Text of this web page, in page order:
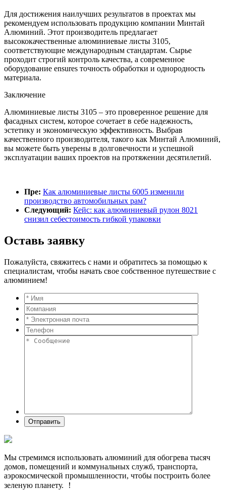
Для достижения наилучших результатов в проектах мы
рекомендуем использовать продукцию компании Минтай
Алюминий. Этот производитель предлагает
высококачественные алюминиевые листы 3105,
соответствующие международным стандартам. Сырье
проходит строгий контроль качества, а современное
оборудование ensures точность обработки и однородность
материала.
Заключение
Алюминиевые листы 3105 – это проверенное решение для
фасадных систем, которое сочетает в себе надежность,
эстетику и экономическую эффективность. Выбрав
качественного производителя, такого как Минтай Алюминий,
вы можете быть уверены в долговечности и успешной
эксплуатации ваших проектов на протяжении десятилетий.
Пре: Как алюминиевые листы 6005 изменили
производство автомобильных рам?
Следующий: Кейс: как алюминиевый рулон 8021
снизил себестоимость гибкой упаковки
Оставь заявку
Пожалуйста, свяжитесь с нами и обратитесь за помощью к
специалистам, чтобы начать свое собственное путешествие с
алюминием!
Мы стремимся использовать алюминий для обогрева тысяч
домов, помещений и коммунальных служб, транспорта,
аэрокосмической промышленности, чтобы построить более
зеленую планету. ！